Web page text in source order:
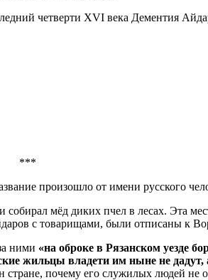
четверти XVI века Дементия
***
произошло от имени русского
мёд диких пчел в лесах. Эта
с товарищами, были отписаны к
ними «на оброке в Рязанском уезде
жильцы владети им ныне не
почему его служилых людей не